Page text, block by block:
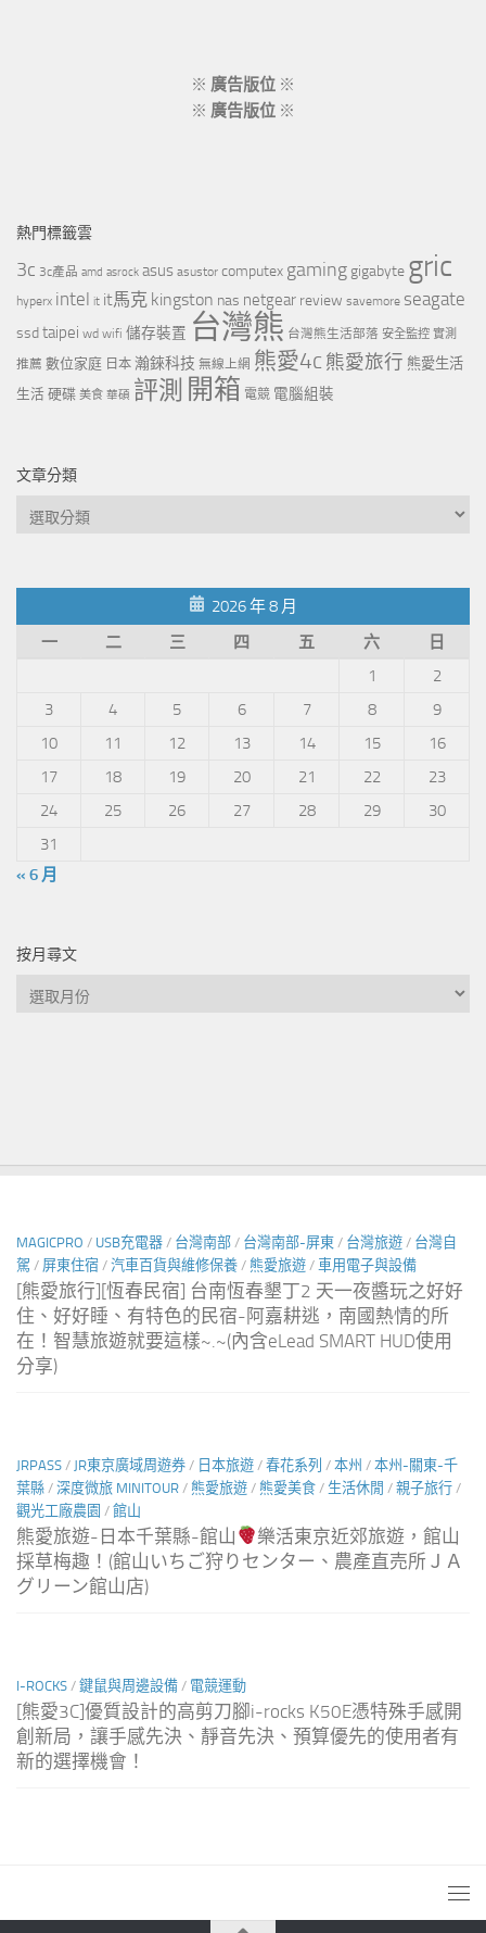
※ 廣告版位 ※
※ 廣告版位 ※
熱門標籤雲
3c 3c產品 amd asrock asus asustor computex gaming gigabyte gric
hyperx intel it it馬克 kingston nas netgear review savemore seagate
ssdtaipei wd wifi 儲存裝置 台灣熊 台灣熊生活部落 安全監控 實測
推薦 數位家庭 日本 瀚錸科技 無線上網 熊愛4c 熊愛旅行 熊愛生活
生活 硬碟 美食 華碩 評測 開箱 電競 電腦組裝
文章分類
文
類
2026 年 8 月
一
二 三 四 五 六
日
1
2
3
4 5 6 7 8
9
10
11 12 13 14 15
16
17
18 19 20 21 22
23
24
25 26 27 28 29
30
31
« 6 月
按月尋文
按
MAGICPRO / USB充電器 / 台灣南部 / 台灣南部-屏東 / 台灣旅遊 / 台灣自
駕 / 屏東住宿 / 汽車百貨與維修保養 / 熊愛旅遊 / 車用電子與設備
[熊愛旅行][恆春民宿] 台南恆春墾丁2 天一夜醬玩之好好
住、好好睡、有特色的民宿-阿嘉耕逃，南國熱情的所
在！智慧旅遊就要這樣~.~(內含eLead SMART HUD使用
分享)
JRPASS / JR東京廣域周遊券 / 日本旅遊 / 春花系列 / 本州 / 本州-關東-千
葉縣 / 深度微旅 MINITOUR / 熊愛旅遊 / 熊愛美食 / 生活休閒 / 親子旅行 /
觀光工廠農園 / 館山
熊愛旅遊-日本千葉縣-館山
樂活東京近郊旅遊，館山
採草梅趣！(館山いちご狩りセンター、農產直売所ＪＡ
グリーン館山店)
I-ROCKS / 鍵鼠與周邊設備 / 電競運動
[熊愛3C]優質設計的高剪刀腳i-rocks K50E憑特殊手感開
創新局，讓手感先決、靜音先決、預算優先的使用者有
新的選擇機會！